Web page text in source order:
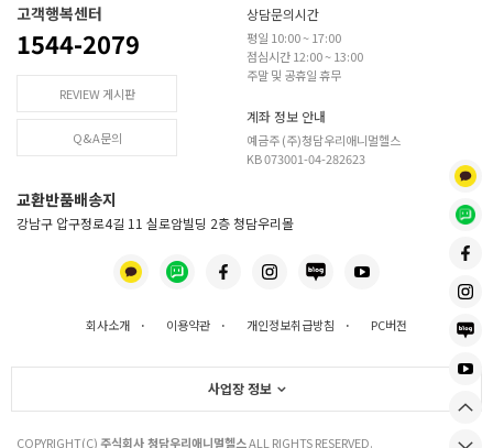
고객행복센터
1544-2079
REVIEW 게시판
Q&A문의
상담문의시간
평일 10:00 ~ 17:00
점심시간 12:00 ~ 13:00
주말 및 공휴일 휴무
계좌 정보 안내
예금주 (주)청담우리애니멀헬스
KB 073001-04-282623
교환반품배송지
강남구 압구정로4길 11 실로암빌딩 2층 청담우리몰
회사소개 · 이용약관 · 개인정보취급방침 · PC버전
사업장 정보
COPYRIGHT(C)주식회사 청담우리애니멀헬스ALL RIGHTS RESERVED.